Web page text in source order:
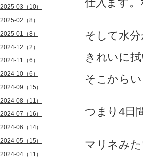
仕入ます
そして水
きれいに
そこから
つまり4日
マリネみ
2025-03（10）
2025-02（8）
2025-01（8）
2024-12（2）
2024-11（6）
2024-10（6）
2024-09（15）
2024-08（11）
2024-07（16）
2024-06（14）
2024-05（15）
2024-04（11）